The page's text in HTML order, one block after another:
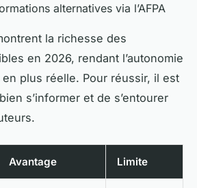
alternatives via l’AFPA
la richesse des
en 2026, rendant l’autonomie
plus réelle. Pour réussir, il est
s’informer et de s’entourer
Avantage Limite